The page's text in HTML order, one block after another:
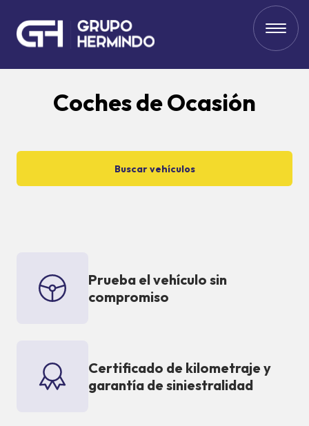
Coches de Ocasión
Buscar vehículos
Prueba el vehículo sin
compromiso
Certificado de kilometraje y
garantía de siniestralidad